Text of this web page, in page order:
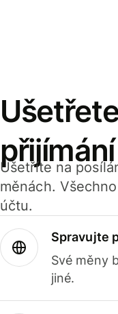
Ušetříte na
měnách.
účtu.
Spravujte
Své měny
jiné.